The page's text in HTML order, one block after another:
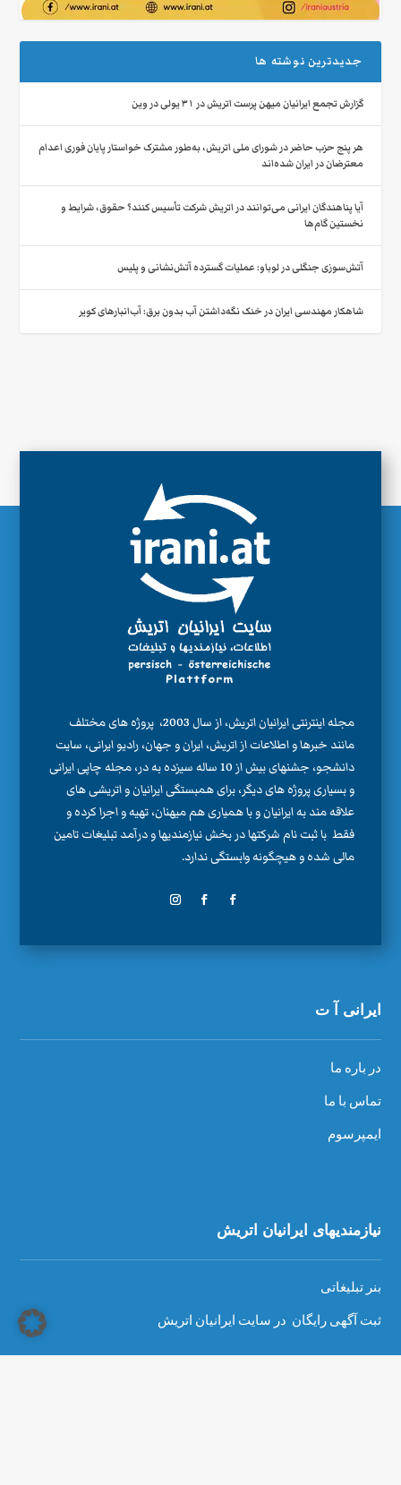
جدیدترین نوشته ها
گزارش تجمع ایرانیان میهن‌ پرست اتریش در ۳۱ یولی در وین
هر پنج حزب حاضر در شورای ملی اتریش، به‌طور مشترک خواستار پایان فوری اعدام
معترضان در ایران شده‌اند
آیا پناهندگان ایرانی می‌توانند در اتریش شرکت تأسیس کنند؟ حقوق، شرایط و
نخستین گام‌ها
آتش‌سوزی جنگلی در لوباو: عملیات گسترده آتش‌نشانی و پلیس
شاهکار مهندسی ایران در خنک نگه‌داشتن آب بدون برق: آب‌انبارهای کویر
مجله اینترنتی ایرانیان اتریش، از سال 2003، پروژه های مختلف
مانند خبرها و اطلاعات از اتریش، ایران و جهان، رادیو ایرانی، سایت
دانشجو، جشنهای بیش از 10 ساله سیزده به در، مجله چاپی ایرانی
و بسیاری پروژه های دیگر، برای همبستگی ایرانیان و اتریشی های
علاقه مند به ایرانیان و با همیاری هم میهنان، تهیه و اجرا کرده و
فقط با ثبت نام شرکتها در بخش نیازمندیها و درآمد تبلیغات تامین
مالی شده و هیچگونه وابستگی ندارد.
ایرانی آ ت
در باره ما
تماس با ما
ایمپرسوم
نیازمندیهای ایرانیان اتریش
بنر تبلیغاتی
ثبت آگهی رایگان در سایت ایرانیان اتریش